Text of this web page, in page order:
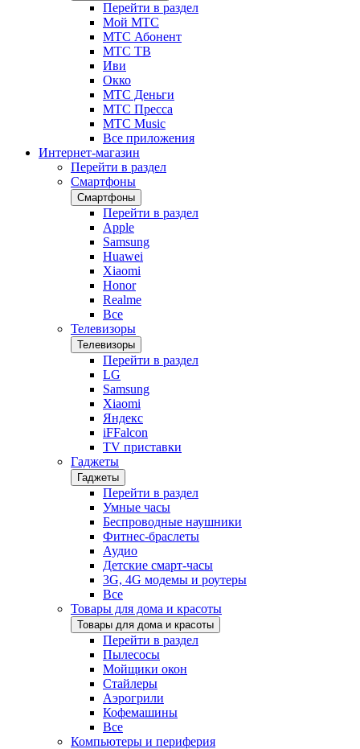
Перейти в раздел
Мой МТС
МТС Абонент
МТС ТВ
Иви
Окко
МТС Деньги
МТС Пресса
МТС Music
Все приложения
Интернет-магазин
Перейти в раздел
Смартфоны
Смартфоны
Перейти в раздел
Apple
Samsung
Huawei
Xiaomi
Honor
Realme
Все
Телевизоры
Телевизоры
Перейти в раздел
LG
Samsung
Xiaomi
Яндекс
iFFalcon
TV приставки
Гаджеты
Гаджеты
Перейти в раздел
Умные часы
Беспроводные наушники
Фитнес-браслеты
Аудио
Детские смарт-часы
3G, 4G модемы и роутеры
Все
Товары для дома и красоты
Товары для дома и красоты
Перейти в раздел
Пылесосы
Мойщики окон
Стайлеры
Аэрогрили
Кофемашины
Все
Компьютеры и периферия